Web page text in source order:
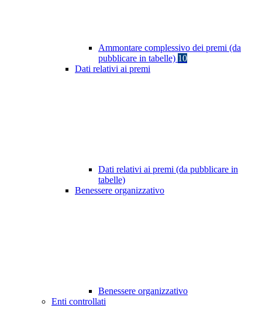
Ammontare complessivo dei premi (da
pubblicare in tabelle) 10
Dati relativi ai premi
Dati relativi ai premi (da pubblicare in
tabelle)
Benessere organizzativo
Benessere organizzativo
Enti controllati